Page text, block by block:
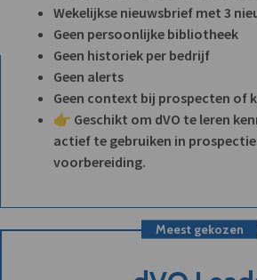
Wekelijkse nieuwsbrief met 3
Geen persoonlijke bibliotheek
Geen historiek per bedrijf
Geen alerts
Geen context bij prospecten of
👉 Geschikt om dVO te leren
actief te gebruiken in
voorbereiding.
Meest gekozen